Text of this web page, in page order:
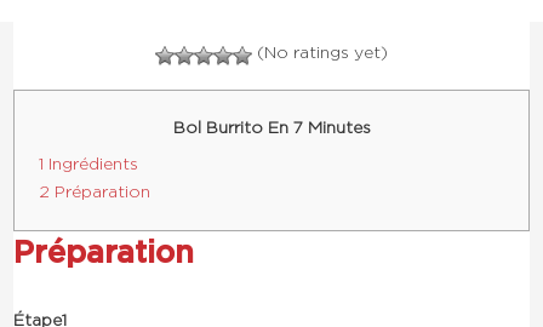
(No ratings yet)
Bol Burrito En 7 Minutes
1 Ingrédients
2 Préparation
Préparation
Étape 1